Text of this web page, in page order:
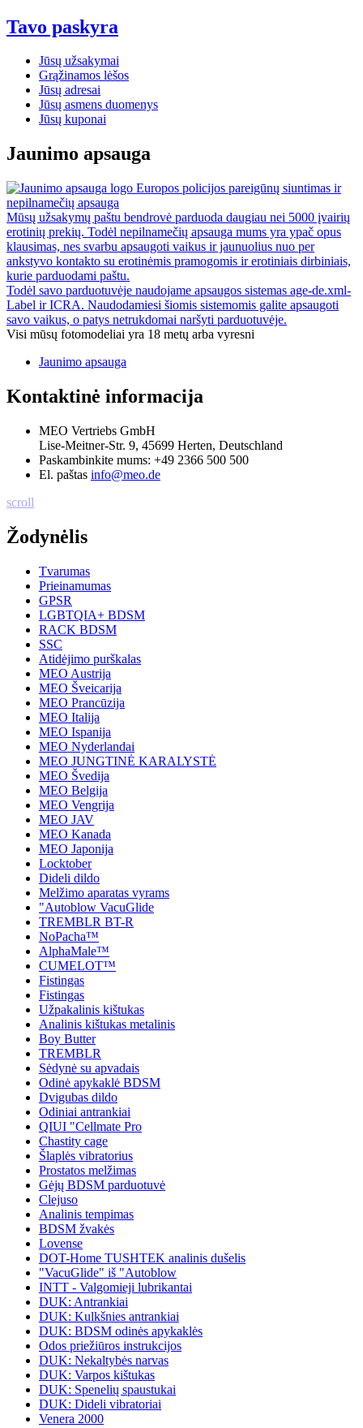
Tavo paskyra
Jūsų užsakymai
Grąžinamos lėšos
Jūsų adresai
Jūsų asmens duomenys
Jūsų kuponai
Jaunimo apsauga
Europos policijos pareigūnų siuntimas ir
nepilnamečių apsauga
Mūsų užsakymų paštu bendrovė parduoda daugiau nei 5000 įvairių
erotinių prekių. Todėl nepilnamečių apsauga mums yra ypač opus
klausimas, nes svarbu apsaugoti vaikus ir jaunuolius nuo per
ankstyvo kontakto su erotinėmis pramogomis ir erotiniais dirbiniais,
kurie parduodami paštu.
Todėl savo parduotuvėje naudojame apsaugos sistemas age-de.xml-
Label ir ICRA. Naudodamiesi šiomis sistemomis galite apsaugoti
savo vaikus, o patys netrukdomai naršyti parduotuvėje.
Visi mūsų fotomodeliai yra 18 metų arba vyresni
Jaunimo apsauga
Kontaktinė informacija
MEO Vertriebs GmbH
Lise-Meitner-Str. 9, 45699 Herten, Deutschland
Paskambinkite mums: +49 2366 500 500
El. paštas info@meo.de
scroll
Žodynėlis
Tvarumas
Prieinamumas
GPSR
LGBTQIA+ BDSM
RACK BDSM
SSC
Atidėjimo purškalas
MEO Austrija
MEO Šveicarija
MEO Prancūzija
MEO Italija
MEO Ispanija
MEO Nyderlandai
MEO JUNGTINĖ KARALYSTĖ
MEO Švedija
MEO Belgija
MEO Vengrija
MEO JAV
MEO Kanada
MEO Japonija
Locktober
Dideli dildo
Melžimo aparatas vyrams
"Autoblow VacuGlide
TREMBLR BT-R
NoPacha™
AlphaMale™
CUMELOT™
Fistingas
Fistingas
Užpakalinis kištukas
Analinis kištukas metalinis
Boy Butter
TREMBLR
Sėdynė su apvadais
Odinė apykaklė BDSM
Dvigubas dildo
Odiniai antrankiai
QIUI "Cellmate Pro
Chastity cage
Šlaplės vibratorius
Prostatos melžimas
Gėjų BDSM parduotuvė
Clejuso
Analinis tempimas
BDSM žvakės
Lovense
DOT-Home TUSHTEK analinis dušelis
"VacuGlide" iš "Autoblow
INTT - Valgomieji lubrikantai
DUK: Antrankiai
DUK: Kulkšnies antrankiai
DUK: BDSM odinės apykaklės
Odos priežiūros instrukcijos
DUK: Nekaltybės narvas
DUK: Varpos kištukas
DUK: Spenelių spaustukai
DUK: Dideli vibratoriai
Venera 2000